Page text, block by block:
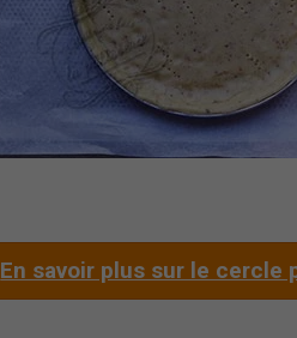
En savoir plus sur le cercle